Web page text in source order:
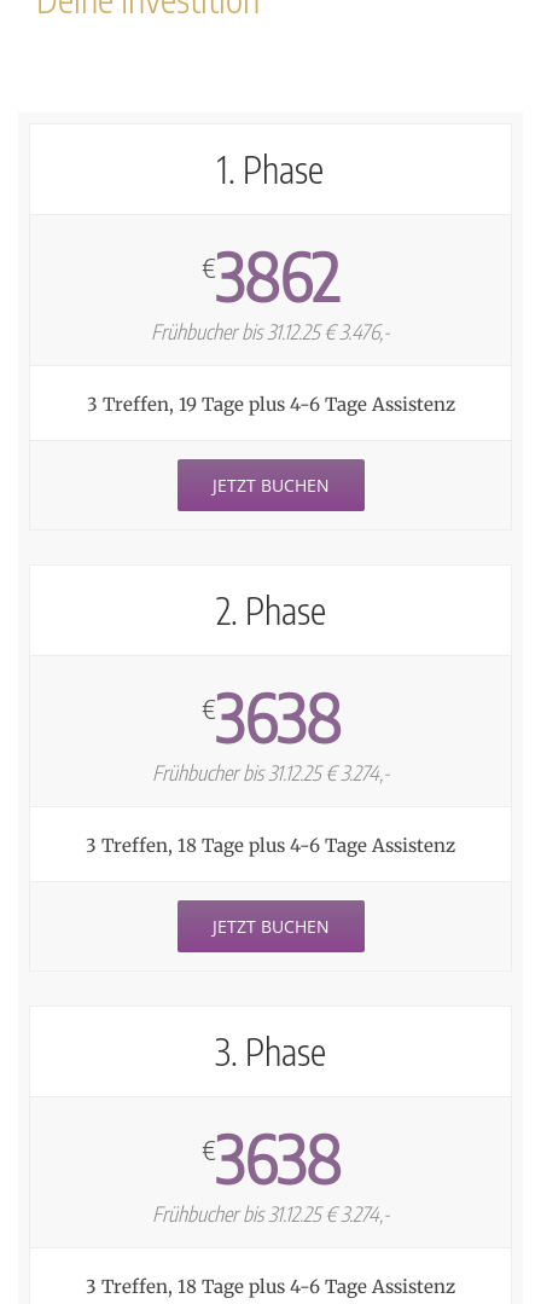
1. Phase
€3862
Frühbucher bis 31.12.25 € 3.476,-
3 Treffen, 19 Tage plus 4-6 Tage Assistenz
JETZT BUCHEN
2. Phase
€3638
Frühbucher bis 31.12.25 € 3.274,-
3 Treffen, 18 Tage plus 4-6 Tage Assistenz
JETZT BUCHEN
3. Phase
€3638
Frühbucher bis 31.12.25 € 3.274,-
3 Treffen, 18 Tage plus 4-6 Tage Assistenz